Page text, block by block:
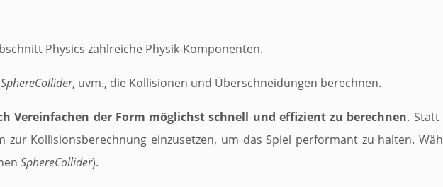
Physics zahlreiche Physik-Komponenten.
SphereCollider, uvm., die Kollisionen und Überschneidungen berechnen.
Vereinfachen der Form möglichst schnell und effizient zu berechnen. Statt
Kollisionsberechnung einzusetzen, um das Spiel performant zu halten.
SphereCollider).